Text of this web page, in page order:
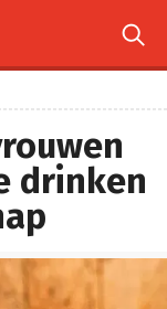

drinken